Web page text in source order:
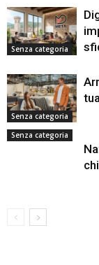
Senza categoria
Senza categoria
Senza categoria